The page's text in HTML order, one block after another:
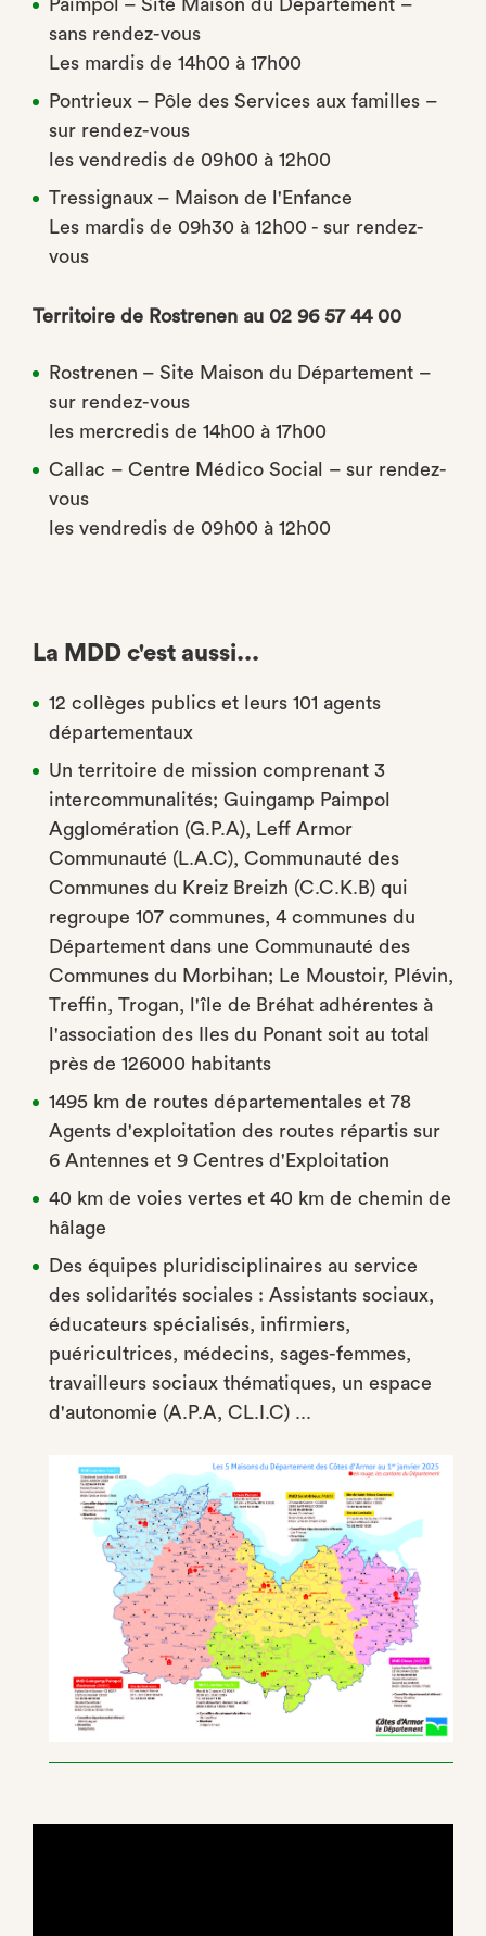
Paimpol – Site Maison du Département –
sans rendez-vous
Les mardis de 14h00 à 17h00
Pontrieux – Pôle des Services aux familles –
sur rendez-vous
les vendredis de 09h00 à 12h00
Tressignaux – Maison de l'Enfance
Les mardis de 09h30 à 12h00 - sur rendez-
vous
Territoire de Rostrenen au 02 96 57 44 00
Rostrenen – Site Maison du Département –
sur rendez-vous
les mercredis de 14h00 à 17h00
Callac – Centre Médico Social – sur rendez-
vous
les vendredis de 09h00 à 12h00
La MDD c'est aussi...
12 collèges publics et leurs 101 agents
départementaux
Un territoire de mission comprenant 3
intercommunalités; Guingamp Paimpol
Agglomération (G.P.A), Leff Armor
Communauté (L.A.C), Communauté des
Communes du Kreiz Breizh (C.C.K.B) qui
regroupe 107 communes, 4 communes du
Département dans une Communauté des
Communes du Morbihan; Le Moustoir, Plévin,
Treffin, Trogan, l'île de Bréhat adhérentes à
l'association des Iles du Ponant soit au total
près de 126000 habitants
1495 km de routes départementales et 78
Agents d'exploitation des routes répartis sur
6 Antennes et 9 Centres d'Exploitation
40 km de voies vertes et 40 km de chemin de
hâlage
Des équipes pluridisciplinaires au service
des solidarités sociales : Assistants sociaux,
éducateurs spécialisés, infirmiers,
puéricultrices, médecins, sages-femmes,
travailleurs sociaux thématiques, un espace
d'autonomie (A.P.A, CL.I.C) ...